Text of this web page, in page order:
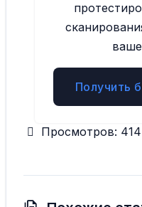
Получить
Просмотров: 414